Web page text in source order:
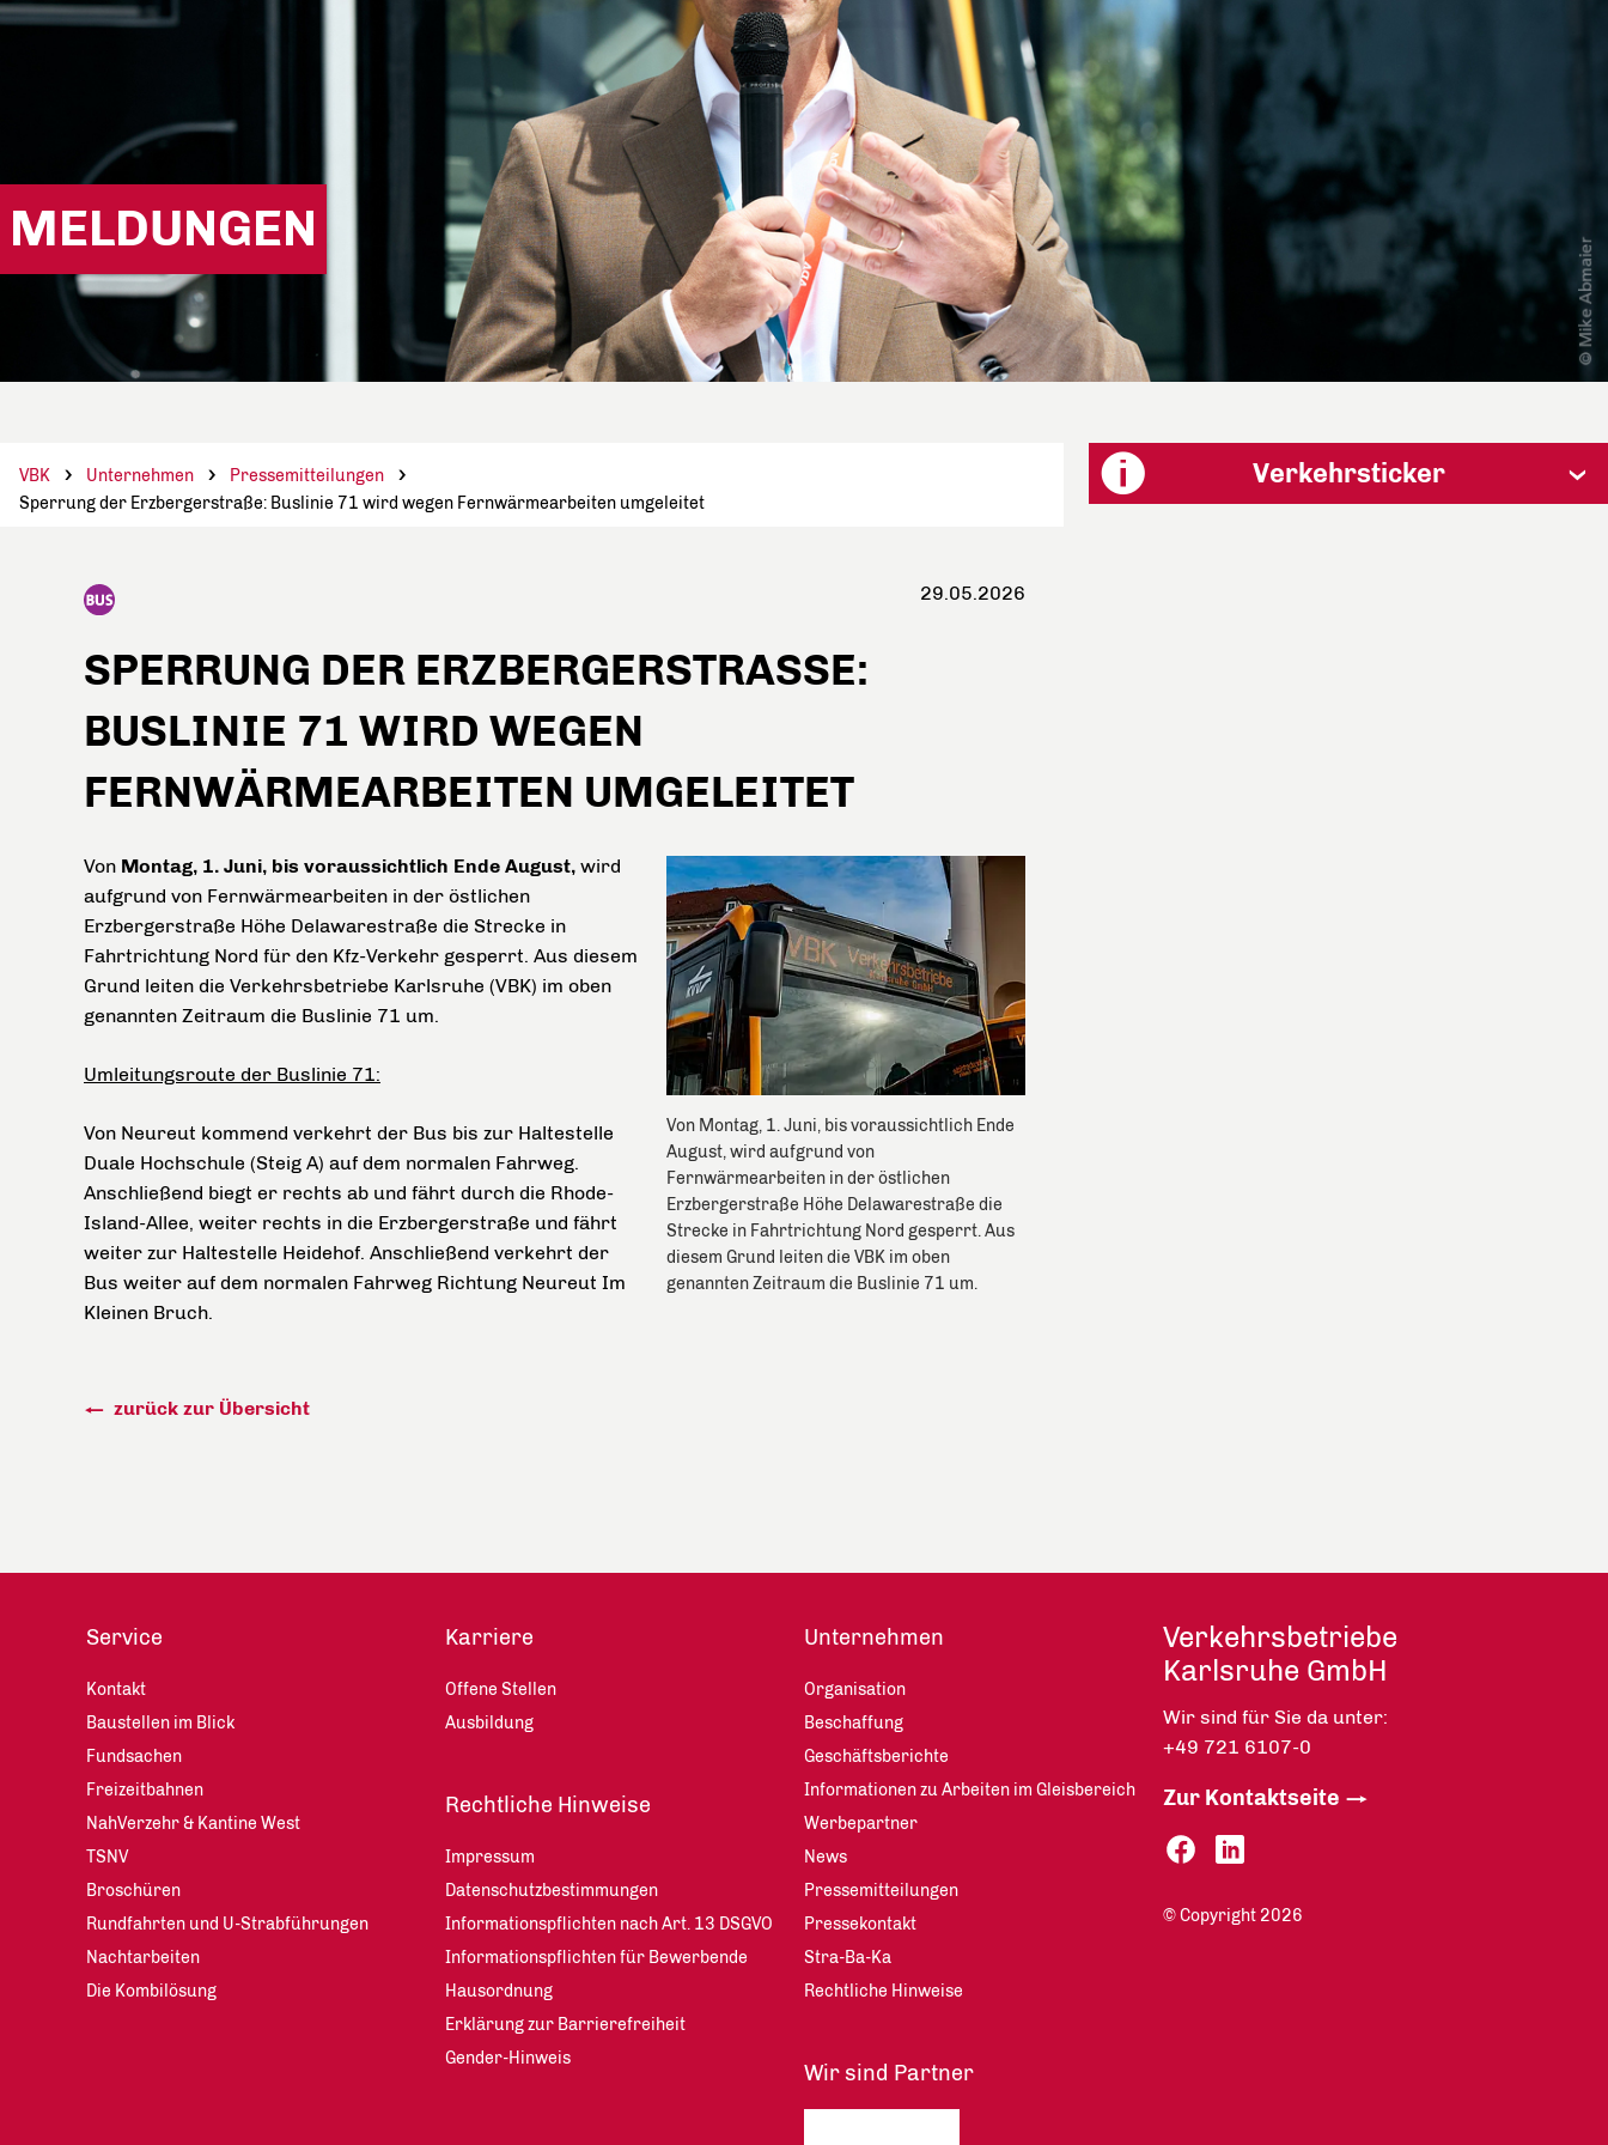
MELDUNGEN
VBK Unternehmen
Pressemitteilungen
Sperrung der Erzbergerstraße: Buslinie 71 wird wegen Fernwärmearbeiten umgeleitet
29.05.2026
SPERRUNG DER ERZBERGERSTRASSE: B
USLINIE 71 WIRD WEGEN F
ERNWÄRMEARBEITEN UMGELEITET
Von Montag, 1. Juni, bis voraussichtlich Ende
August, wird aufgrund von
Fernwärmearbeiten in der östlichen
Erzbergerstraße Höhe Delawarestraße die
Strecke in Fahrtrichtung Nord gesperrt. Aus
diesem Grund leiten die VBK im oben
genannten Zeitraum die Buslinie 71 um.
Von Montag, 1. Juni, bis voraussichtlich Ende August, wird
aufgrund von Fernwärmearbeiten in der östlichen
Erzbergerstraße Höhe Delawarestraße die Strecke in
Fahrtrichtung Nord für den Kfz-Verkehr gesperrt. Aus diesem
Grund leiten die Verkehrsbetriebe Karlsruhe (VBK) im oben
genannten Zeitraum die Buslinie 71 um.
Umleitungsroute der Buslinie 71:
Von Neureut kommend verkehrt der Bus bis zur Haltestelle
Duale Hochschule (Steig A) auf dem normalen Fahrweg.
Anschließend biegt er rechts ab und fährt durch die Rhode-
Island-Allee, weiter rechts in die Erzbergerstraße und fährt
weiter zur Haltestelle Heidehof. Anschließend verkehrt der
Bus weiter auf dem normalen Fahrweg Richtung Neureut Im
Kleinen Bruch.
zurück zur Übersicht
Verkehrsticker
Service
Kontakt
Baustellen im Blick
Fundsachen
Freizeitbahnen
NahVerzehr & Kantine West
TSNV
Broschüren
Rundfahrten und U-Strabführungen
Nachtarbeiten
Die Kombilösung
Karriere
Offene Stellen
Ausbildung
Rechtliche Hinweise
Impressum
Datenschutzbestimmungen
Informationspflichten nach Art. 13 DSGVO
Informationspflichten für Bewerbende
Hausordnung
Erklärung zur Barrierefreiheit
Gender-Hinweis
Unternehmen
Organisation
Beschaffung
Geschäftsberichte
Informationen zu Arbeiten im Gleisbereich
Werbepartner
News
Pressemitteilungen
Pressekontakt
Stra-Ba-Ka
Rechtliche Hinweise
Wir sind Partner
Verkehrsbetriebe
Karlsruhe GmbH
Wir sind für Sie da unter:
+49 721 6107-0
Zur Kontaktseite
© Copyright 2026